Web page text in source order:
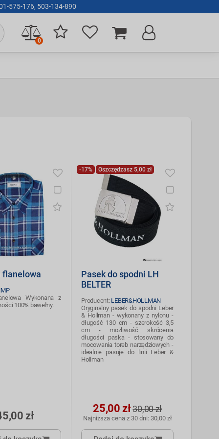
575-176, 503-134-890
0
flanelowa
IMP
Wykonana z
100% bawełny.
zł
-17% Oszczędzasz 5,00 zł
Pasek do spodni LH
BELTER
Producent: LEBER&HOLLMAN
Oryginalny pasek do spodni Leber
& Hollman - wykonany z nylonu -
długość 130 cm - szerokość 3,5
cm - możliwość skrócenia
długości paska - stosowany do
mocowania toreb narzędziowych -
idealnie pasuje do linii Leber &
Hollman
25,00 zł30,00 zł
Najniższa cena z 30 dni: 30,00 zł